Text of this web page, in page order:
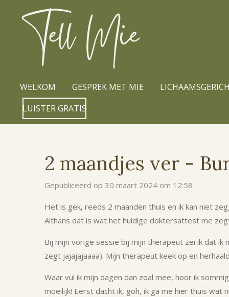
hoofdinhoud
WELKOM GESPREK MET MIE
LUISTER GRATIS
2 maandjes ver -
Gepubliceerd op 30 maart 2024 om 12:58
Het is gek, reeds 2 maanden thuis en ik kan niet
Althans dat is wat het huidige doktersattest me
Bij mijn vorige sessie bij mijn therapeut zei ik dat
zegt jajajajaaaa). Mijn therapeut keek op en
Waar vul ik mijn dagen dan zoal mee, hoor ik
moeilijk! Eerst dacht ik, goh, ik ga me hier thuis wat